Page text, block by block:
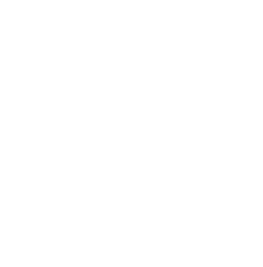
2026年5